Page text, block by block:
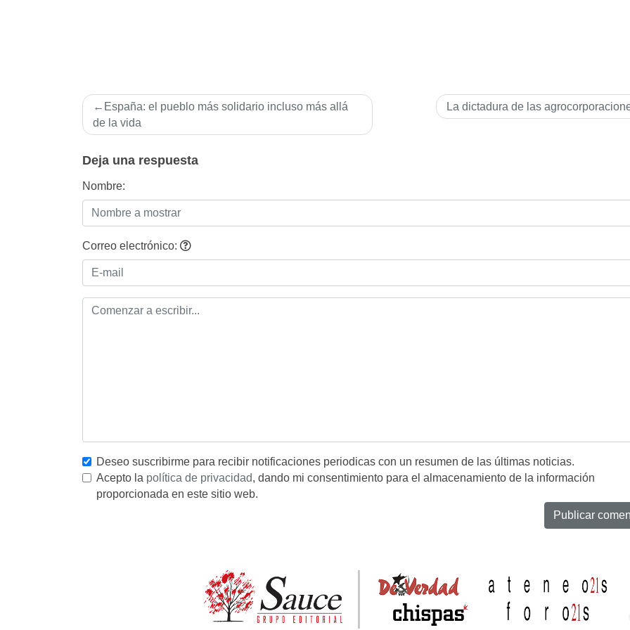
Navegación
de
España: el pueblo más solidario incluso más allá
de la vida
La dictadura de las
Deja una respuesta
Nombre:
Correo electrónico:
Deseo suscribirme para recibir notificaciones periodicas con un resumen de las últimas noticias.
Acepto la política de privacidad, dando mi consentimiento para el almacenamiento de la información
proporcionada en este sitio web.